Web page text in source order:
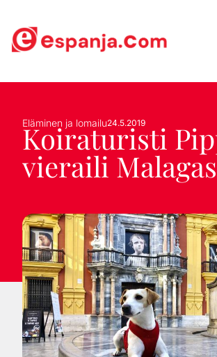
Eläminen ja lomailu24.5.2019
Koiraturisti
vieraili